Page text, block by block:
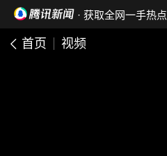
· 获取全网一手热点
首页 视频